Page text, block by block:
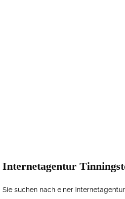
Internetagentur
Sie suchen nach einer